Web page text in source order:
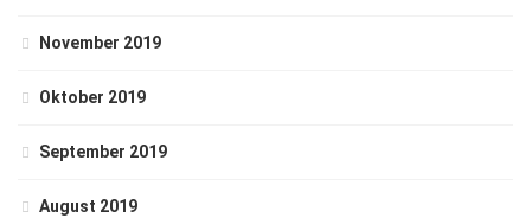
November 2019
Oktober 2019
September 2019
August 2019